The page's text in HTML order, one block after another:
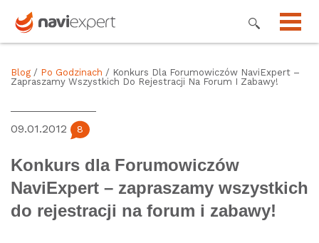
Blog / Po Godzinach / Konkurs Dla Forumowiczów NaviExpert –
Zapraszamy Wszystkich Do Rejestracji Na Forum I Zabawy!
09.01.2012 8
Konkurs dla Forumowiczów
NaviExpert – zapraszamy wszystkich
do rejestracji na forum i zabawy!